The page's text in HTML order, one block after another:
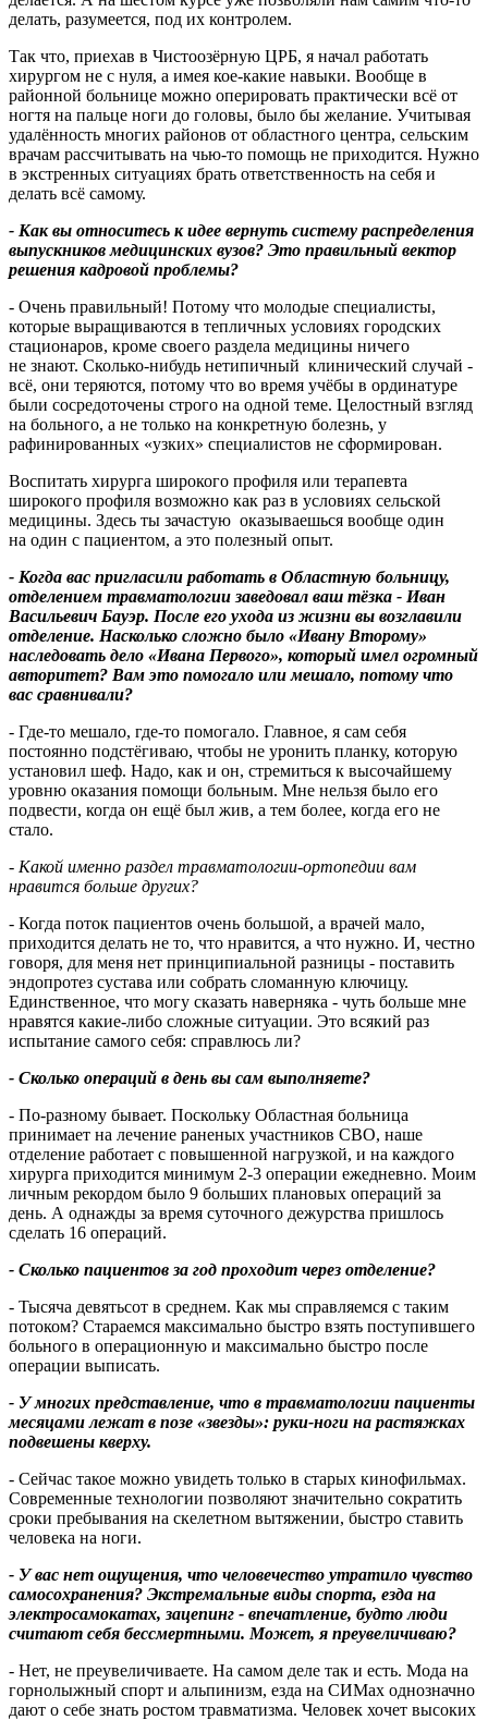
делать, разумеется, под их контролем.
Так что, приехав в Чистоозёрную ЦРБ, я начал работать
хирургом не с нуля, а имея кое-какие навыки. Вообще в
районной больнице можно оперировать практически всё от
ногтя на пальце ноги до головы, было бы желание. Учитывая
удалённость многих районов от областного центра, сельским
врачам рассчитывать на чью-то помощь не приходится. Нужно
в экстренных ситуациях брать ответственность на себя и
делать всё самому.
- Как вы относитесь к идее вернуть систему распределения
выпускников медицинских вузов? Это правильный вектор
решения кадровой проблемы?
- Очень правильный! Потому что молодые специалисты,
которые выращиваются в тепличных условиях городских
стационаров, кроме своего раздела медицины ничего
не знают. Сколько-нибудь нетипичный клинический случай -
всё, они теряются, потому что во время учёбы в ординатуре
были сосредоточены строго на одной теме. Целостный взгляд
на больного, а не только на конкретную болезнь, у
рафинированных «узких» специалистов не сформирован.
Воспитать хирурга широкого профиля или терапевта
широкого профиля возможно как раз в условиях сельской
медицины. Здесь ты зачастую оказываешься вообще один
на один с пациентом, а это полезный опыт.
- Когда вас пригласили работать в Областную больницу,
отделением травматологии заведовал ваш тёзка - Иван
Васильевич Бауэр. После его ухода из жизни вы возглавили
отделение. Насколько сложно было «Ивану Второму»
наследовать дело «Ивана Первого», который имел огромный
авторитет? Вам это помогало или мешало, потому что
вас сравнивали?
- Где-то мешало, где-то помогало. Главное, я сам себя
постоянно подстёгиваю, чтобы не уронить планку, которую
установил шеф. Надо, как и он, стремиться к высочайшему
уровню оказания помощи больным. Мне нельзя было его
подвести, когда он ещё был жив, а тем более, когда его не
стало.
- Какой именно раздел травматологии-ортопедии вам
нравится больше других?
- Когда поток пациентов очень большой, а врачей мало,
приходится делать не то, что нравится, а что нужно. И, честно
говоря, для меня нет принципиальной разницы - поставить
эндопротез сустава или собрать сломанную ключицу.
Единственное, что могу сказать наверняка - чуть больше мне
нравятся какие-либо сложные ситуации. Это всякий раз
испытание самого себя: справлюсь ли?
- Сколько операций в день вы сам выполняете?
- По-разному бывает. Поскольку Областная больница
принимает на лечение раненых участников СВО, наше
отделение работает с повышенной нагрузкой, и на каждого
хирурга приходится минимум 2-3 операции ежедневно. Моим
личным рекордом было 9 больших плановых операций за
день. А однажды за время суточного дежурства пришлось
сделать 16 операций.
- Сколько пациентов за год проходит через отделение?
- Тысяча девятьсот в среднем. Как мы справляемся с таким
потоком? Стараемся максимально быстро взять поступившего
больного в операционную и максимально быстро после
операции выписать.
- У многих представление, что в травматологии пациенты
месяцами лежат в позе «звезды»: руки-ноги на растяжках
подвешены кверху.
- Сейчас такое можно увидеть только в старых кинофильмах.
Современные технологии позволяют значительно сократить
сроки пребывания на скелетном вытяжении, быстро ставить
человека на ноги.
- У вас нет ощущения, что человечество утратило чувство
самосохранения? Экстремальные виды спорта, езда на
электросамокатах, зацепинг - впечатление, будто люди
считают себя бессмертными. Может, я преувеличиваю?
- Нет, не преувеличиваете. На самом деле так и есть. Мода на
горнолыжный спорт и альпинизм, езда на СИМах однозначно
дают о себе знать ростом травматизма. Человек хочет высоких